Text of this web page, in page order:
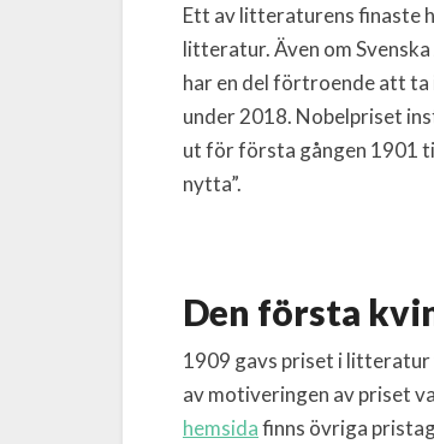
Ett av litteraturens finaste
litteratur. Även om
har en del förtroende att ta
under 2018. Nobelpriset
ut för första gången 1901
nytta”.
Den första
1909 gavs priset i litteratur
av motiveringen av priset
hemsidafinns övriga